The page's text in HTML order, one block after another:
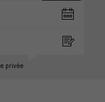
privée